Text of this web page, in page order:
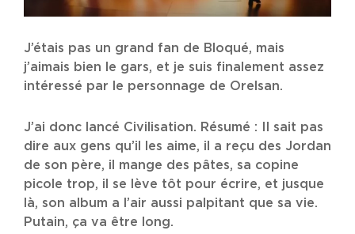
J’étais pas un grand fan de Bloqué, mais
j’aimais bien le gars, et je suis finalement assez
intéressé par le personnage de Orelsan.
J’ai donc lancé Civilisation. Résumé : Il sait pas
dire aux gens qu’il les aime, il a reçu des Jordan
de son père, il mange des pâtes, sa copine
picole trop, il se lève tôt pour écrire, et jusque
là, son album a l’air aussi palpitant que sa vie.
Putain, ça va être long.